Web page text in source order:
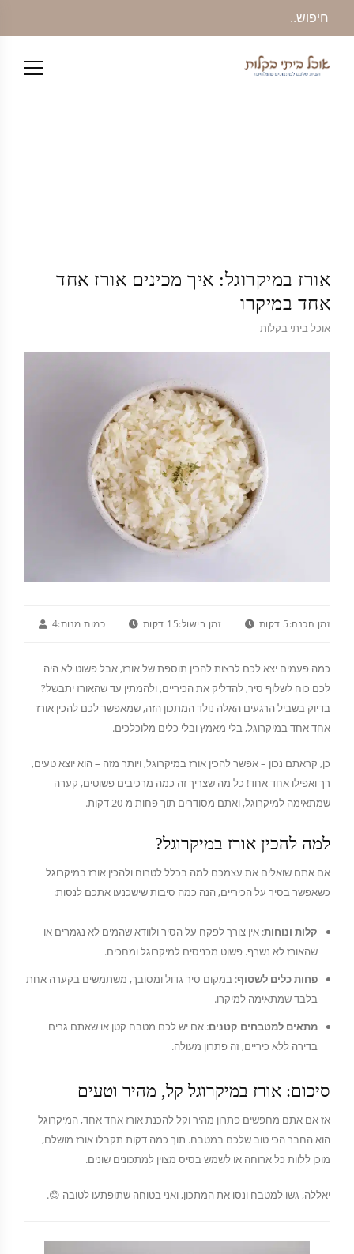
אורז במיקרוגל: איך מכינים אורז אחד
אחד במיקרו
אוכל ביתי בקלות
זמן הכנה:5 דקות זמן בישול:15 דקות כמות מנות:4
כמה פעמים יצא לכם לרצות להכין תוספת של אורז, אבל פשוט לא היה
לכם כוח לשלוף סיר, להדליק את הכיריים, ולהמתין עד שהאורז יתבשל?
בדיוק בשביל הרגעים האלה נולד המתכון הזה, שמאפשר לכם להכין אורז
אחד אחד במיקרוגל, בלי מאמץ ובלי כלים מלוכלכים.
כן, קראתם נכון – אפשר להכין אורז במיקרוגל, ויותר מזה – הוא יוצא טעים,
רך ואפילו אחד אחד! כל מה שצריך זה כמה מרכיבים פשוטים, קערה
שמתאימה למיקרוגל, ואתם מסודרים תוך פחות מ-20 דקות.
למה להכין אורז במיקרוגל?
אם אתם שואלים את עצמכם למה בכלל לטרוח ולהכין אורז במיקרוגל
כשאפשר בסיר על הכיריים, הנה כמה סיבות שישכנעו אתכם לנסות:
קלות ונוחות: אין צורך לפקח על הסיר ולוודא שהמים לא נגמרים או
שהאורז לא נשרף. פשוט מכניסים למיקרוגל ומחכים.
פחות כלים לשטוף: במקום סיר גדול ומסובך, משתמשים בקערה אחת
בלבד שמתאימה למיקרו.
מתאים למטבחים קטנים: אם יש לכם מטבח קטן או שאתם גרים
בדירה ללא כיריים, זה פתרון מעולה.
סיכום: אורז במיקרוגל קל, מהיר וטעים
אז אם אתם מחפשים פתרון מהיר וקל להכנת אורז אחד אחד, המיקרוגל
הוא החבר הכי טוב שלכם במטבח. תוך כמה דקות תקבלו אורז מושלם,
מוכן ללוות כל ארוחה או לשמש בסיס מצוין למתכונים שונים.
יאללה, גשו למטבח ונסו את המתכון, ואני בטוחה שתופתעו לטובה 😊.